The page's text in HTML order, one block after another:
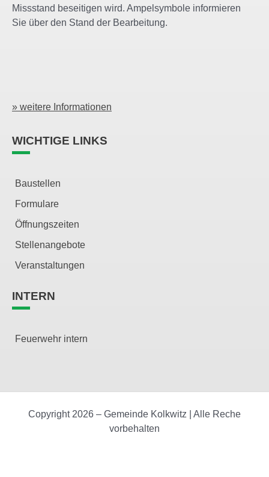
Missstand beseitigen wird. Ampelsymbole informieren
Sie über den Stand der Bearbeitung.
» weitere Informationen
WICHTIGE LINKS
Baustellen
Formulare
Öffnungszeiten
Stellenangebote
Veranstaltungen
INTERN
Feuerwehr intern
Copyright 2026 – Gemeinde Kolkwitz | Alle Reche
vorbehalten